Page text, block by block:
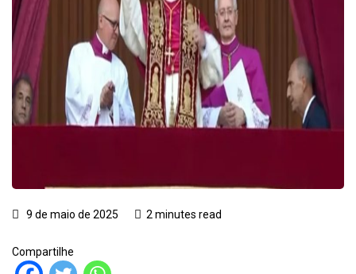
9 de maio de 2025 2 minutes read
Compartilhe